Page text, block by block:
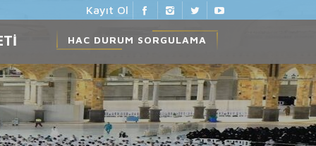
Kayıt Ol
HAC DURUM SORGULAMA